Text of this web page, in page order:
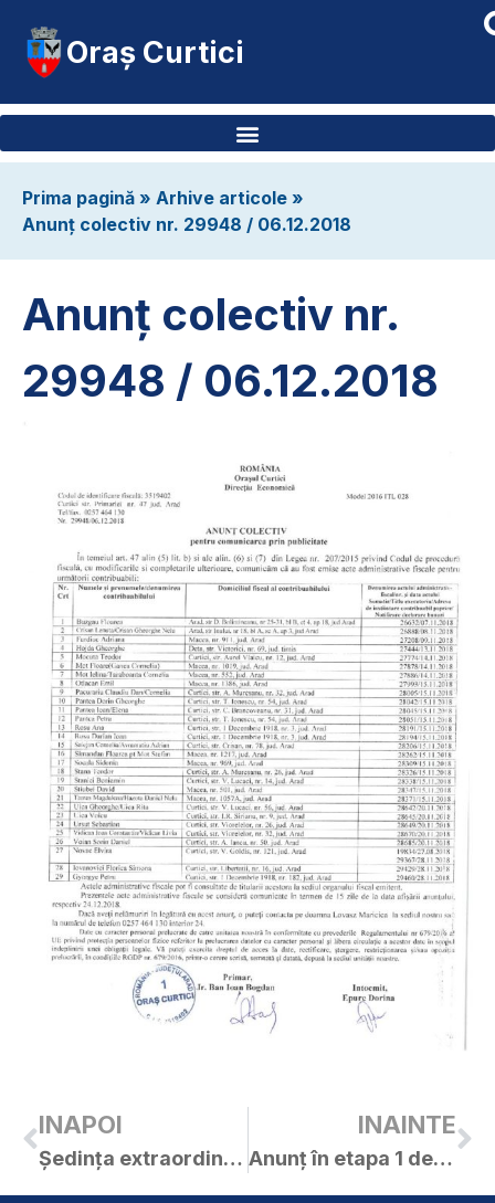
Oraș Curtici
Prima pagină » Arhive articole »
Anunț colectiv nr. 29948 / 06.12.2018
Anunț colectiv nr.
29948 / 06.12.2018
INAPOI
Ședința extraordinară a C.L. Curtici din 05.12.2018
INAINTE
Anunț în etapa 1 de pregătire PUZ Țucudean Marius și Dorina